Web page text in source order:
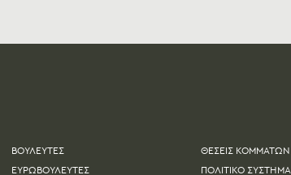
ΒΟΥΛΕΥΤΕΣ
ΕΥΡΩΒΟΥΛΕΥΤΕΣ
ΘΕΣΕΙΣ ΚΟΜΜΑΤΩΝ
ΠΟΛΙΤΙΚΟ ΣΥΣΤΗΜΑ